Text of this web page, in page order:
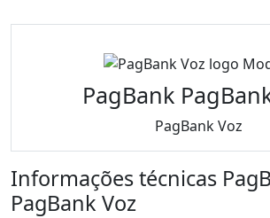
PagBank
PagBank Voz
Informações técnicas
PagBank Voz